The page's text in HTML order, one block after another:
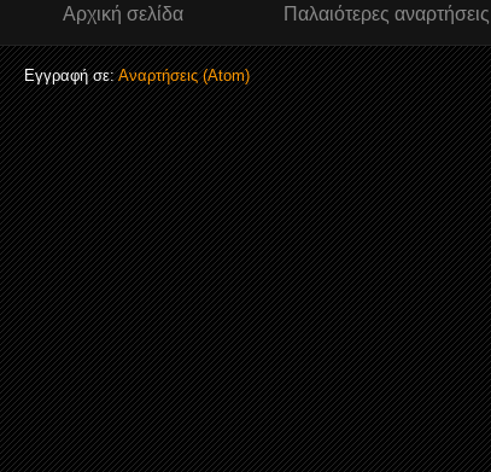
Παλαιότερες αναρτήσεις
Αρχική σελίδα
Εγγραφή σε:Αναρτήσεις (Atom)